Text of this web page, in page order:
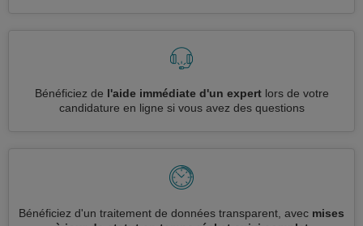
Bénéficiez de l'aide immédiate d'un expertlors de votre
candidature en ligne si vous avez des questions
Bénéficiez d'un traitement de données transparent, avec mises